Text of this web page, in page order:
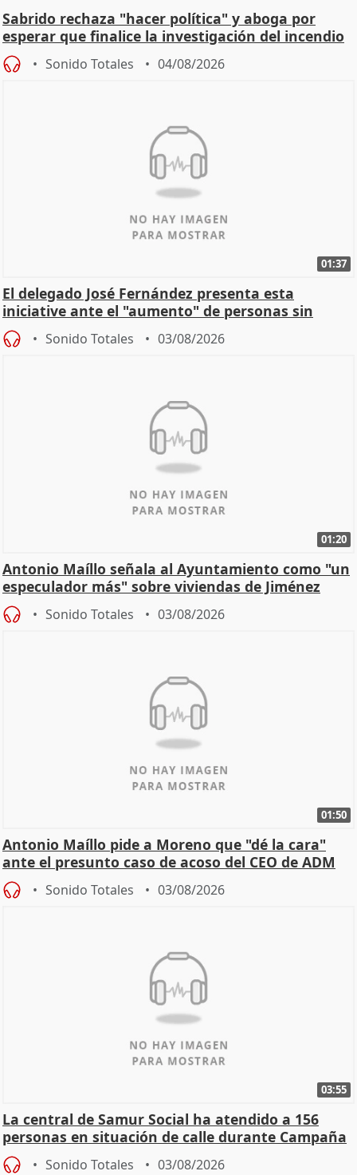
Sabrido rechaza "hacer política" y aboga por
esperar que finalice la investigación del incendio
Sonido Totales 04/08/2026
01:37
El delegado José Fernández presenta esta
iniciative ante el "aumento" de personas sin
hogar en Madri
Sonido Totales 03/08/2026
01:20
Antonio Maíllo señala al Ayuntamiento como "un
especulador más" sobre viviendas de Jiménez
Becerril
Sonido Totales 03/08/2026
01:50
Antonio Maíllo pide a Moreno que "dé la cara"
ante el presunto caso de acoso del CEO de ADM
Sonido Totales 03/08/2026
03:55
La central de Samur Social ha atendido a 156
personas en situación de calle durante Campaña
de Calor
Sonido Totales 03/08/2026